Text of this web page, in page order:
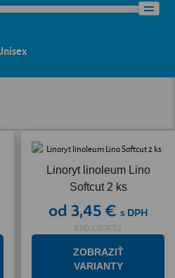
Linoryt linoleum Lino
Softcut 2 ks
od 3,45 € s DPH
ESD.LSOFT2
ZOBRAZIŤ
VARIANTY